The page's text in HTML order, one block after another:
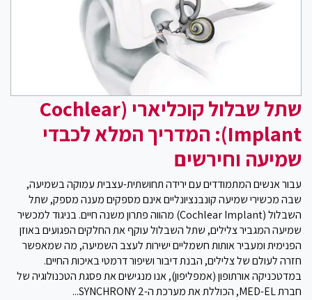
שתל שבלול קוכליארי (Cochlear
Implant): המדריך המלא לכבדי
שמיעה וחירשים
עבור אנשים המתמודדים עם ירידה תחושתית-עצבית עמוקה בשמיעה,
שבה מכשירי שמיעה קונבנציונליים אינם מספקים מענה מספק, שתל
השבלול (Cochlear Implant) מהווה פתרון משנה חיים. בניגוד למכשיר
שמיעה המגביר צלילים, שתל השבלול עוקף את החלקים הפגועים באוזן
הפנימית ומעביר אותות חשמליים ישירות לעצב השמיעה, מה שמאפשר
חזרה לעולם של צלילים, הבנת דיבור ושיפור דרמטי באיכות החיים.
במדטכניקה אורתופון (אמפליפון), אנו מנגישים את פסגת הטכנולוגיה של
חברת MED-EL, הכוללת את מערכת ה-SYNCHRONY 2...